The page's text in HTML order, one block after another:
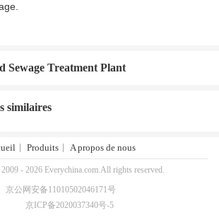
Sewage Treatment Plant
similaires
Produits A propos de nous
- 2026 Everychina.com.All rights reserved.
京公网安备11010502046171号
京ICP备2020037340号-5